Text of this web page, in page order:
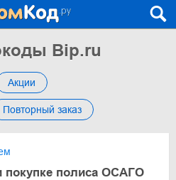
Bip.ru
Акции
Повторный заказ
покупке полиса ОСАГО